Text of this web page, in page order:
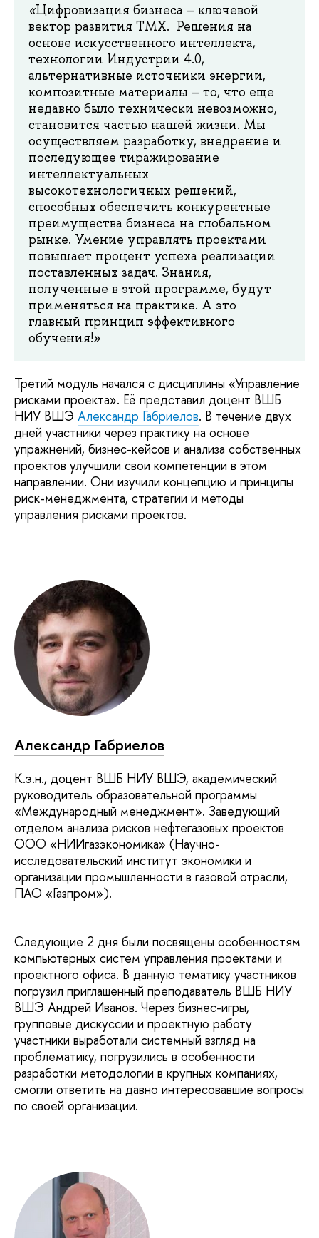
«Цифровизация бизнеса – ключевой
вектор развития ТМХ. Решения на
основе искусственного интеллекта,
технологии Индустрии 4.0,
альтернативные источники энергии,
композитные материалы – то, что еще
недавно было технически невозможно,
становится частью нашей жизни. Мы
осуществляем разработку, внедрение и
последующее тиражирование
интеллектуальных
высокотехнологичных решений,
способных обеспечить конкурентные
преимущества бизнеса на глобальном
рынке. Умение управлять проектами
повышает процент успеха реализации
поставленных задач. Знания,
полученные в этой программе, будут
применяться на практике. А это
главный принцип эффективного
обучения!»
Третий модуль начался с дисциплины «Управление
рисками проекта». Её представил доцент ВШБ
НИУ ВШЭ Александр Габриелов. В течение двух
дней участники через практику на основе
упражнений, бизнес-кейсов и анализа собственных
проектов улучшили свои компетенции в этом
направлении. Они изучили концепцию и принципы
риск-менеджмента, стратегии и методы
управления рисками проектов.
Александр Габриелов
К.э.н., доцент ВШБ НИУ ВШЭ, академический
руководитель образовательной программы
«Международный менеджмент». Заведующий
отделом анализа рисков нефтегазовых проектов
ООО «НИИгазэкономика» (Научно-
исследовательский институт экономики и
организации промышленности в газовой отрасли,
ПАО «Газпром»).
Следующие 2 дня были посвящены особенностям
компьютерных систем управления проектами и
проектного офиса. В данную тематику участников
погрузил приглашенный преподаватель ВШБ НИУ
ВШЭ Андрей Иванов. Через бизнес-игры,
групповые дискуссии и проектную работу
участники выработали системный взгляд на
проблематику, погрузились в особенности
разработки методологии в крупных компаниях,
смогли ответить на давно интересовавшие вопросы
по своей организации.